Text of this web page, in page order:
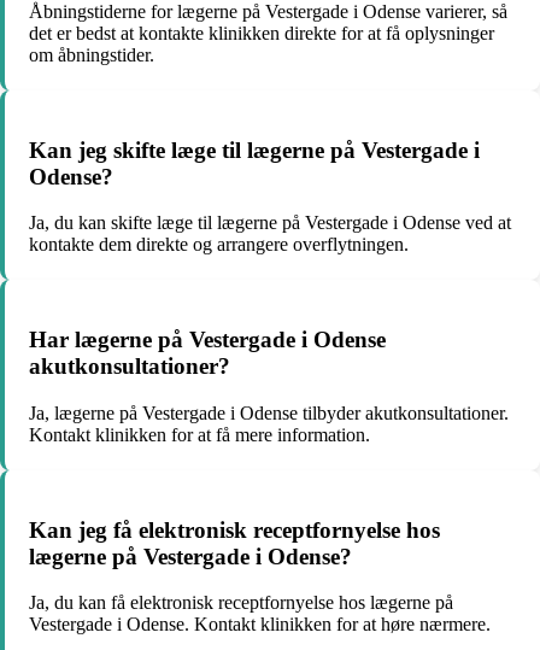
Åbningstiderne for lægerne på Vestergade i Odense varierer, så
det er bedst at kontakte klinikken direkte for at få oplysninger
om åbningstider.
Kan jeg skifte læge til lægerne på Vestergade i
Odense?
Ja, du kan skifte læge til lægerne på Vestergade i Odense ved at
kontakte dem direkte og arrangere overflytningen.
Har lægerne på Vestergade i Odense
akutkonsultationer?
Ja, lægerne på Vestergade i Odense tilbyder akutkonsultationer.
Kontakt klinikken for at få mere information.
Kan jeg få elektronisk receptfornyelse hos
lægerne på Vestergade i Odense?
Ja, du kan få elektronisk receptfornyelse hos lægerne på
Vestergade i Odense. Kontakt klinikken for at høre nærmere.